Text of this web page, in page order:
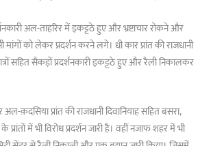
अल-ताहरिर में इकट्टठे हुए और भ्रष्टाचार रोकने और
को लेकर प्रदर्शन करने लगे। धी कार प्रांत की राजधानी
सहित सैकड़ों प्रदर्शनकारी इकट्टठे हुए और रैली निकालकर
क़दसिया प्रांत की राजधानी दिवानियाह सहित बसरा,
में भी विरोध प्रदर्शन जारी है। वहीं नजाफ शहर में भी